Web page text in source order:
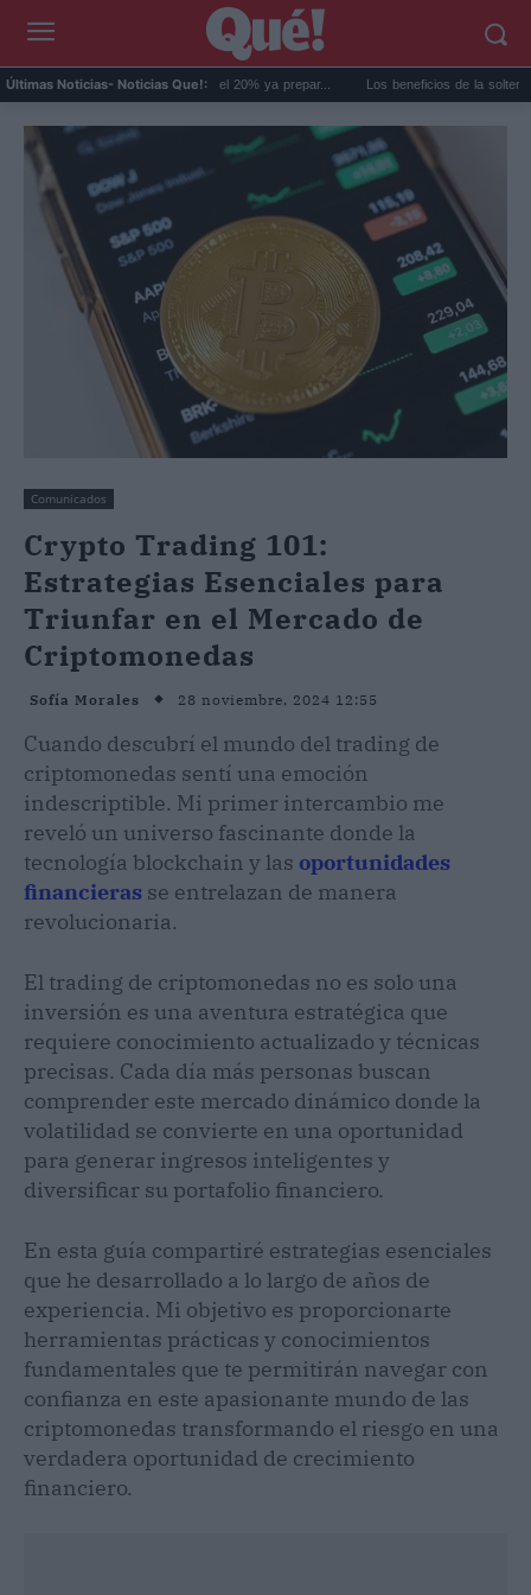
Últimas Noticias- Noticias Que!:
en España: el 20% ya prepar... Los beneficios de la soltería que van
Comunicados
Crypto Trading 101:
Estrategias Esenciales para
Triunfar en el Mercado de
Criptomonedas
Sofía Morales 28 noviembre, 2024 12:55
Cuando descubrí el mundo del trading de
criptomonedas sentí una emoción
indescriptible. Mi primer intercambio me
reveló un universo fascinante donde la
tecnología blockchain y las oportunidades
financieras se entrelazan de manera
revolucionaria.
El trading de criptomonedas no es solo una
inversión es una aventura estratégica que
requiere conocimiento actualizado y técnicas
precisas. Cada día más personas buscan
comprender este mercado dinámico donde la
volatilidad se convierte en una oportunidad
para generar ingresos inteligentes y
diversificar su portafolio financiero.
En esta guía compartiré estrategias esenciales
que he desarrollado a lo largo de años de
experiencia. Mi objetivo es proporcionarte
herramientas prácticas y conocimientos
fundamentales que te permitirán navegar con
confianza en este apasionante mundo de las
criptomonedas transformando el riesgo en una
verdadera oportunidad de crecimiento
financiero.